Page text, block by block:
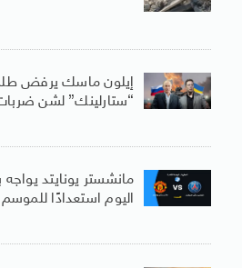
إيلون ماسك يرفض طلباً
“ستارلينك” لشن
مانشستر يونايتد
اليوم استعدادًا للموسم